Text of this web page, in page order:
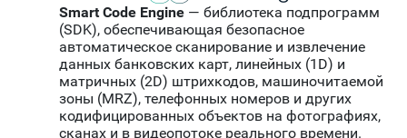
Smart Code Engine — библиотека подпрограмм
(SDK), обеспечивающая безопасное
автоматическое сканирование и извлечение
данных банковских карт, линейных (1D) и
матричных (2D) штрихкодов, машиночитаемой
зоны (MRZ), телефонных номеров и других
кодифицированных объектов на фотографиях,
сканах и в видеопотоке реального времени.